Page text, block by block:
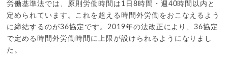
労働基準法では、原則労働時間は1日8時間・週40時間以内と
定められています。これを超える時間外労働をおこなえるよう
に締結するのが36協定です。2019年の法改正により、36協定
で定める時間外労働時間に上限が設けられるようになりまし
た。